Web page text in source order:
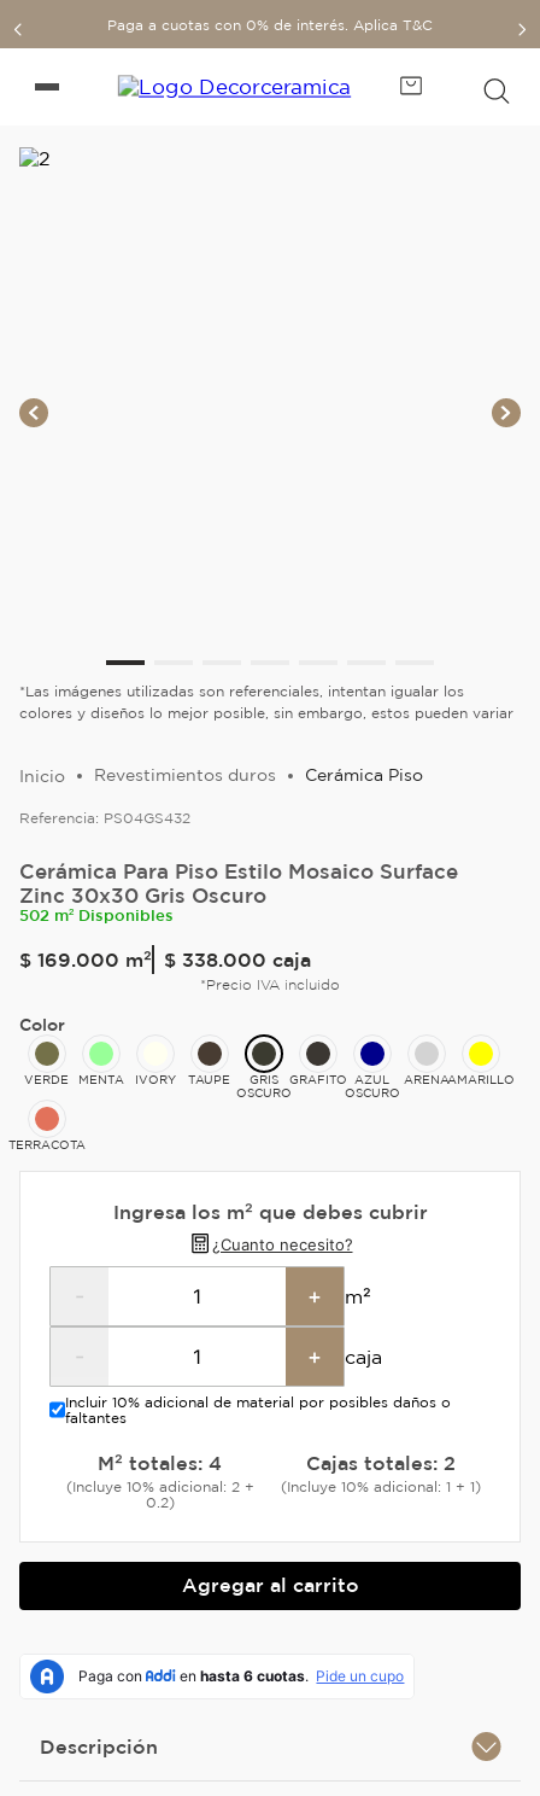
Paga a cuotas con 0% de interés. Aplica T&C
*Las imágenes utilizadas son referenciales, intentan igualar los
colores y diseños lo mejor posible, sin embargo, estos pueden variar
Revestimientos duros Cerámica Piso
Referencia: PS04GS432
Cerámica Para Piso Estilo Mosaico Surface
Zinc 30x30 Gris Oscuro
502 m² Disponibles
$ 169.000 m² $ 338.000 caja
*Precio IVA incluido
Color
VERDE MENTA IVORY TAUPE
GRIS
OSCURO
GRAFITO
AZUL
OSCURO
ARENAAMARILLO
TERRACOTA
Ingresa los m² que debes cubrir
¿Cuanto necesito?
- + m²
- + caja
Incluir 10% adicional de material por posibles daños o
faltantes
M² totales: 4
(Incluye 10% adicional: 2 +
0.2)
Cajas totales: 2
(Incluye 10% adicional: 1 + 1)
Agregar al carrito
Descripción